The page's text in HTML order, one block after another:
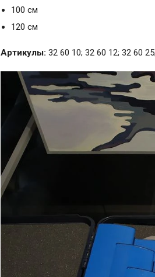
100 см
120 см
Артикулы: 32 60 10; 32 60 12; 32 60